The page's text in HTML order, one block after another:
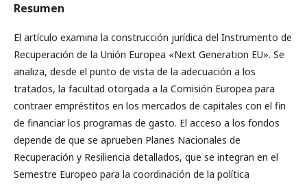
Resumen
El artículo examina la construcción jurídica del Instrumento de
Recuperación de la Unión Europea «Next Generation EU». Se
analiza, desde el punto de vista de la adecuación a los
tratados, la facultad otorgada a la Comisión Europea para
contraer empréstitos en los mercados de capitales con el fin
de financiar los programas de gasto. El acceso a los fondos
depende de que se aprueben Planes Nacionales de
Recuperación y Resiliencia detallados, que se integran en el
Semestre Europeo para la coordinación de la política